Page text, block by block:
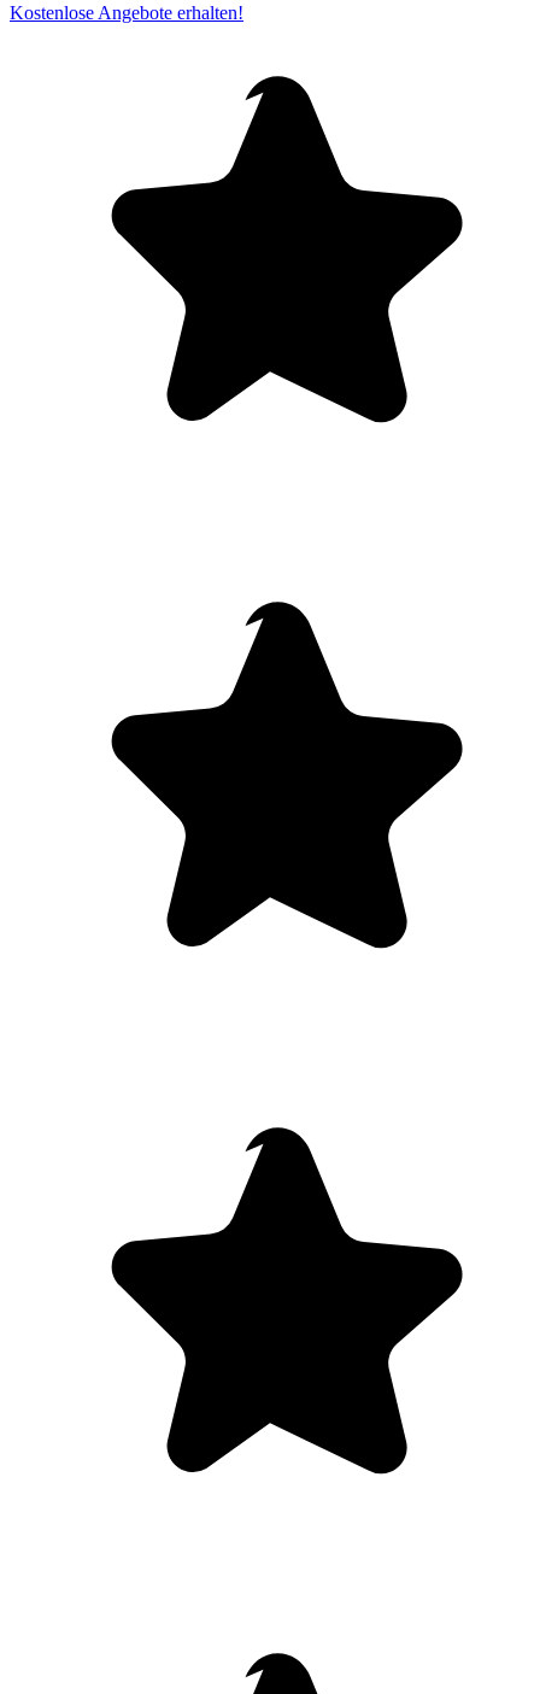
Kostenlose Angebote erhalten!